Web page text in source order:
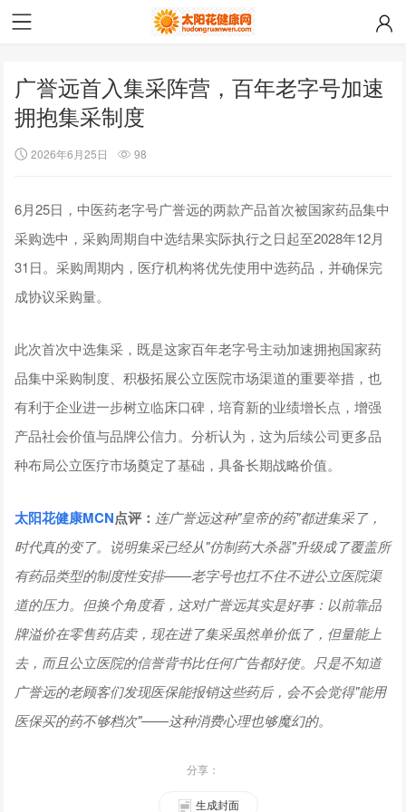
广誉远首入集采阵营，百年老字号加速
拥抱集采制度
2026年6月25日 98
6月25日，中医药老字号广誉远的两款产品首次被国家药品集中
采购选中，采购周期自中选结果实际执行之日起至2028年12月
31日。采购周期内，医疗机构将优先使用中选药品，并确保完
成协议采购量。
此次首次中选集采，既是这家百年老字号主动加速拥抱国家药
品集中采购制度、积极拓展公立医院市场渠道的重要举措，也
有利于企业进一步树立临床口碑，培育新的业绩增长点，增强
产品社会价值与品牌公信力。分析认为，这为后续公司更多品
种布局公立医疗市场奠定了基础，具备长期战略价值。
太阳花健康MCN点评： 连广誉远这种"皇帝的药"都进集采了，
时代真的变了。说明集采已经从"仿制药大杀器"升级成了覆盖所
有药品类型的制度性安排——老字号也扛不住不进公立医院渠
道的压力。但换个角度看，这对广誉远其实是好事：以前靠品
牌溢价在零售药店卖，现在进了集采虽然单价低了，但量能上
去，而且公立医院的信誉背书比任何广告都好使。只是不知道
广誉远的老顾客们发现医保能报销这些药后，会不会觉得"能用
医保买的药不够档次"——这种消费心理也够魔幻的。
分享：
生成封面